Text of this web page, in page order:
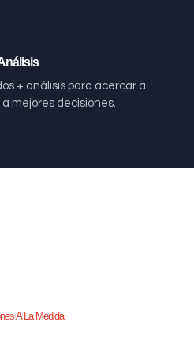
+ análisis para acercar a
mejores decisiones.
A La Medida